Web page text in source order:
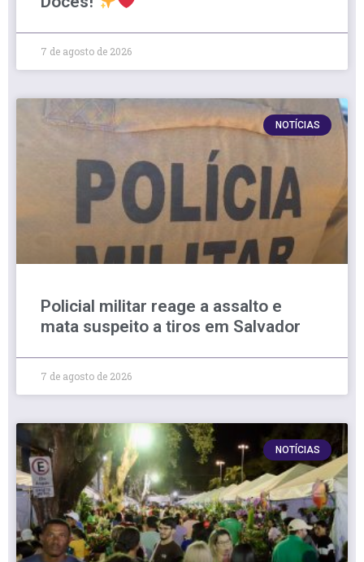
7 de agosto de 2026
NOTÍCIAS
Policial militar reage a assalto e
mata suspeito a tiros em Salvador
7 de agosto de 2026
NOTÍCIAS